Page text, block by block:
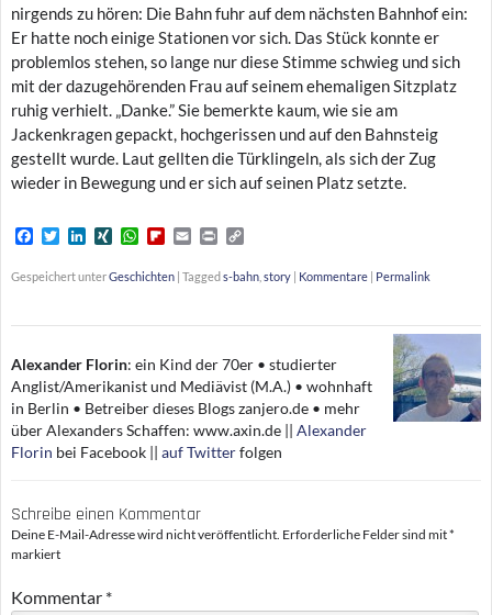
nirgends zu hören: Die Bahn fuhr auf dem nächsten Bahnhof ein:
Er hatte noch einige Stationen vor sich. Das Stück konnte er
problemlos stehen, so lange nur diese Stimme schwieg und sich
mit der dazugehörenden Frau auf seinem ehemaligen Sitzplatz
ruhig verhielt. „Danke.” Sie bemerkte kaum, wie sie am
Jackenkragen gepackt, hochgerissen und auf den Bahnsteig
gestellt wurde. Laut gellten die Türklingeln, als sich der Zug
wieder in Bewegung und er sich auf seinen Platz setzte.
F
c
e
o
k
T
i
e
n
d
n
X
N
W
a
A
p
i
o
r
d
a
i
i
p
i
k
Gespeichert unterGeschichten Tagged s-bahn story Kommentare Permalink
Alexander Florin: ein Kind der 70er • studierter
Anglist/Amerikanist und Mediävist (M.A.) • wohnhaft
in Berlin • Betreiber dieses Blogs zanjero.de • mehr
über Alexanders Schaffen: www.axin.de || Alexander
Florin bei Facebook || auf Twitterfolgen
Schreibe einen Kommentar
Deine E-Mail-Adresse wird nicht veröffentlicht. Erforderliche Felder sind mit*
markiert
Kommentar *